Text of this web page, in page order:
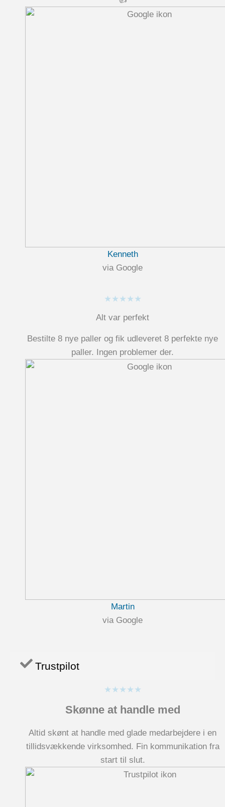
Kenneth
via Google
★★★★★
Alt var perfekt
Bestilte 8 nye paller og fik udleveret 8 perfekte nye
paller. Ingen problemer der.
Martin
via Google
Trustpilot
★★★★★
Skønne at handle med
Altid skønt at handle med glade medarbejdere i en
tillidsvækkende virksomhed. Fin kommunikation fra
start til slut.